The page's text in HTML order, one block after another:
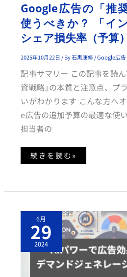
Google広告の「推
使うべきか？ 「イ
シェア損失率（予算
2025年10月22日 / By石黒康修/Google広告
記事サマリー この記事を読
資戦略」の本質と注意点、プ
いがわかります こんな方へ
e広告の追加予算の最適な使
担当者の
う
べ
き
か？
「イ
ン
レ
シ
ョ
ン
シ
ェ
ア
損
失
率
（予
と
の
違
続きを読む»
6月
29
2024
A
パ
ワ
ー
で
広
告
効